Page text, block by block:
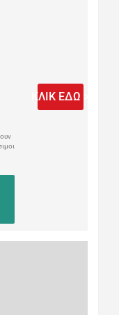
ΚΛΙΚ ΕΔΩ >